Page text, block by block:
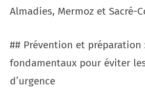
Almadies, Mermoz et Sacré-
## Prévention et préparation
fondamentaux pour éviter
d’urgence